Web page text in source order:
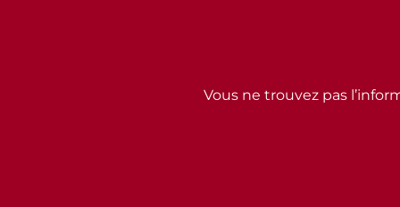
Vous ne trouvez pas